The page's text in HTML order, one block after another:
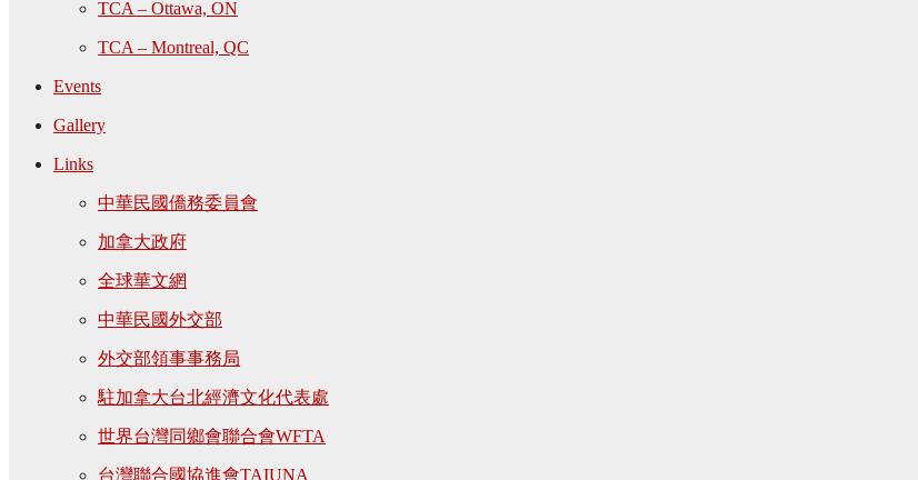
TCA – Ottawa, ON
TCA – Montreal, QC
Events
Gallery
Links
中華民國僑務委員會
加拿大政府
全球華文網
中華民國外交部
外交部領事事務局
駐加拿大台北經濟文化代表處
世界台灣同鄉會聯合會WFTA
台灣聯合國協進會TAIUNA